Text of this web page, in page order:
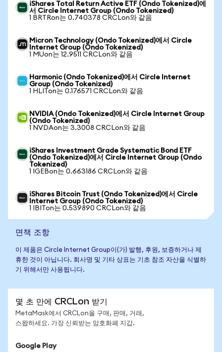
iShares Total Return Active ETF (Ondo Tokenized)에
서 Circle Internet Group (Ondo Tokenized)
1 BRTRon는 0.740378 CRCLon와 같음
Micron Technology (Ondo Tokenized)에서 Circle
Internet Group (Ondo Tokenized)
1 MUon는 12.9511 CRCLon와 같음
Harmonic (Ondo Tokenized)에서 Circle Internet
Group (Ondo Tokenized)
1 HLITon는 0.176571 CRCLon와 같음
NVIDIA (Ondo Tokenized)에서 Circle Internet Group
(Ondo Tokenized)
1 NVDAon는 3.3008 CRCLon와 같음
iShares Investment Grade Systematic Bond ETF
(Ondo Tokenized)에서 Circle Internet Group (Ondo
Tokenized)
1 IGEBon는 0.663186 CRCLon와 같음
iShares Bitcoin Trust (Ondo Tokenized)에서 Circle
Internet Group (Ondo Tokenized)
1 IBITon는 0.539890 CRCLon와 같음
면책 조항
이 제품은 Circle Internet Group이(가) 발행, 후원, 보증하거나 제
휴한 것이 아닙니다. 회사명 및 기타 상표는 기초 참조 자산을 식별하
기 위해서만 사용됩니다.
몇 초 만에 CRCLon 받기
MetaMask에서 CRCLon을 구매, 판매, 거래,
스왑하세요. 가장 신뢰받는 암호화폐 지갑.
Google Play